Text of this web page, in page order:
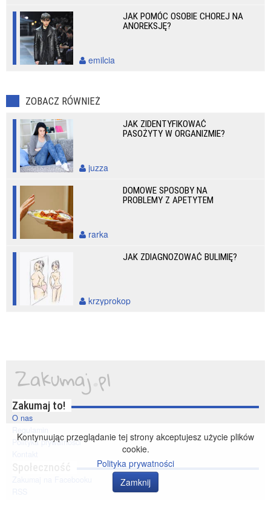
JAK POMÓC OSOBIE CHOREJ NA
ANOREKSJĘ?
emilcia
ZOBACZ RÓWNIEŻ
JAK ZIDENTYFIKOWAĆ
PASOŻYTY W ORGANIZMIE?
juzza
DOMOWE SPOSOBY NA
PROBLEMY Z APETYTEM
rarka
JAK ZDIAGNOZOWAĆ BULIMIĘ?
krzyprokop
Zakumaj to!
O nas
Polityka prywatności
Kontynuując przeglądanie tej strony akceptujesz użycie plików
cookie.
Polityka prywatności
Zamknij